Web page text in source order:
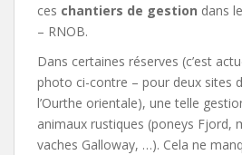
ces chantiers de gestion dans
– RNOB.
Dans certaines réserves (c’est
photo ci-contre – pour deux sites
l’Ourthe orientale), une telle
animaux rustiques (poneys Fjord,
vaches Galloway, …). Cela ne